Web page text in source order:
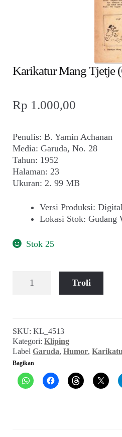
Karikatur Mang Tjetje
Rp 1.000,00
Penulis: B. Yamin Achanan
Media: Garuda, No. 28
Tahun: 1952
Halaman: 23
Ukuran: 2. 99 MB
Versi Produksi:
Lokasi Stok: Gudang
Stok 25
Karikatur
Juli
1952)
Troli
SKU:KL_4513
Kategori:Kliping
LabelGaruda,Humor,
Bagikan